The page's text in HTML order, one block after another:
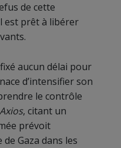
de cette
est prêt à libérer
fixé aucun délai pour
d’intensifier son
le contrôle
Axios, citant un
prévoit
de Gaza dans les